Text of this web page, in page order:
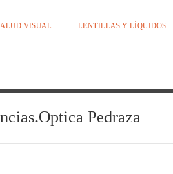
VISUAL LENTILLAS Y LÍQUIDOS
Pedraza